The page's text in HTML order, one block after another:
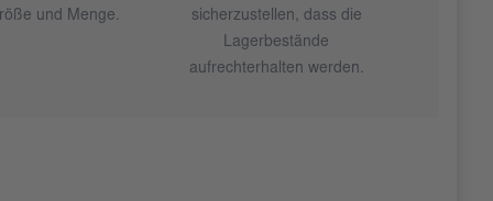
und Menge.
sicherzustellen, dass die
Lagerbestände
aufrechterhalten werden.